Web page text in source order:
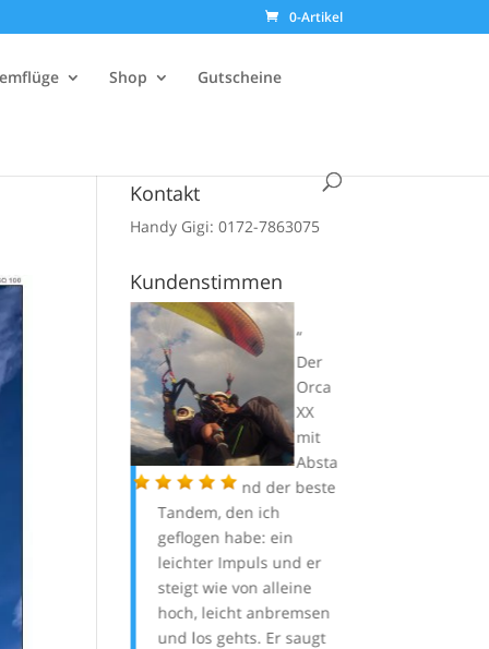
0-Artikel
Shop Gutscheine
Kontakt
Handy Gigi: 0172-7863075
Kundenstimmen
Ich habe viel
Der
Orca
XX
mit
Absta
nd der beste
Tandem, den ich
geflogen habe: ein
leichter Impuls und er
steigt wie von alleine
hoch, leicht anbremsen
und los gehts. Er saugt